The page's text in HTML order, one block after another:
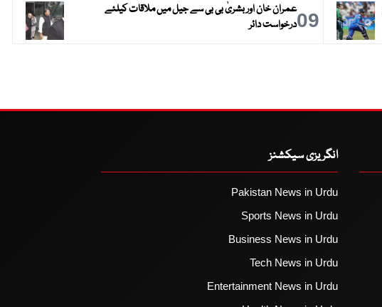
09عمران خان اور بشریٰ بی بی سے جیل میں ملاقات کیلئے
درخواست دائر
انگریزی سیکشنز
Pakistan News in Urdu
Sports News in Urdu
Business News in Urdu
Tech News in Urdu
Entertainment News in Urdu